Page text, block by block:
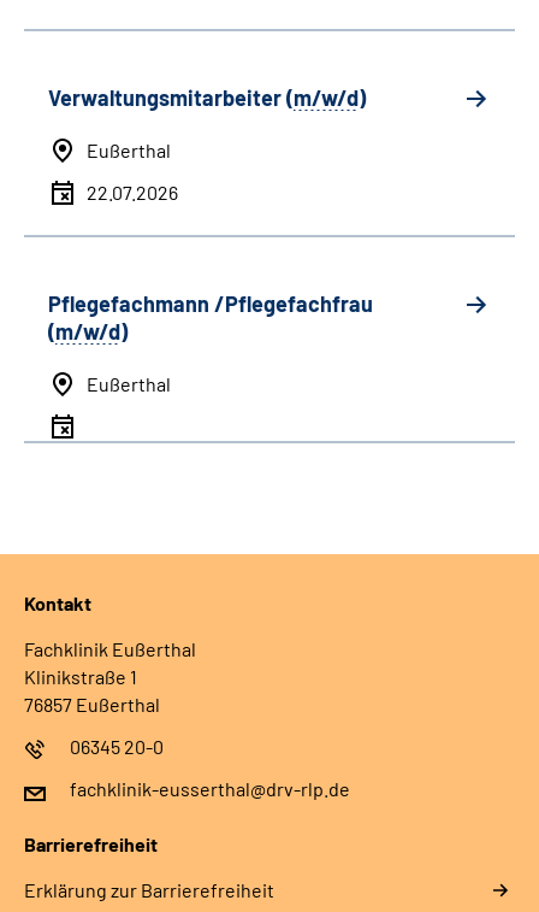
Verwaltungsmitarbeiter (m/w/d)
Eußerthal
22.07.2026
Pflegefachmann /Pflegefachfrau
(m/w/d)
Eußerthal
Kontakt
Fachklinik Eußerthal
Klinikstraße 1
76857 Eußerthal
06345 20-0
fachklinik-eusserthal@drv-rlp.de
Barrierefreiheit
Erklärung zur Barrierefreiheit